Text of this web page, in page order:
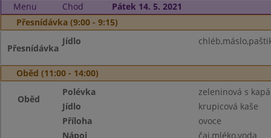
Menu Chod
Pátek 14. 5. 2021
Přesnídávka (9:00 - 9:15)
Přesnídávka
Jídlo
Oběd (11:00 - 14:00)
Oběd
Polévka
zeleninová s
Jídlo
krupicová kaše
Příloha
ovoce
Nápoj
čaj,mléko,voda